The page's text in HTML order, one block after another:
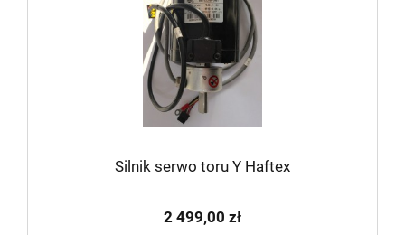
Silnik serwo toru Y Haftex
2 499,00 zł